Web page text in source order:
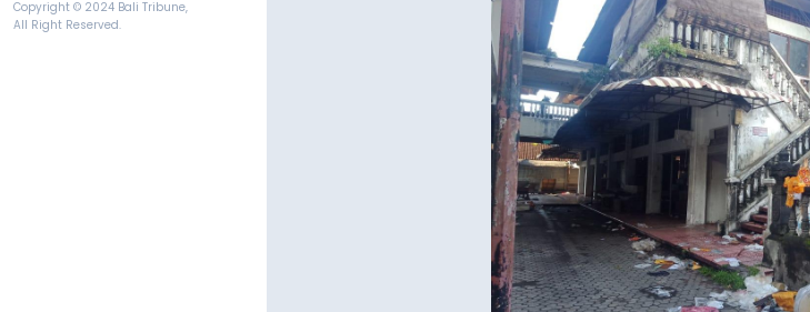
Copyright © 2024 Bali Tribune,
All Right Reserved.